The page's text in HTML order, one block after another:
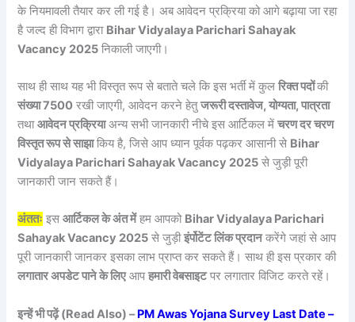
के नियमावली तैयार कर ली गई है। अब आवेदन प्रक्रिया को आगे बढ़ाया जा रहा
है जल्द ही विभाग द्वारा Bihar Vidyalaya Parichari Sahayak
Vacancy 2025 निकाली जाएगी।
साथ ही साथ यह भी विस्तृत रूप से बताते चले कि इस भर्ती में कुलरिक्त पदोंकी
संख्या 7500 रखी जाएगी, आवेदन करने हेतुजरूरी दस्तावेज, योग्यता, पात्रता
तथाआवेदन प्रक्रियाअन्य सभी जानकारी नीचे इस आर्टिकल मेंचरण दर चरण
विस्तृत रूप से साझाकिय है, जिसे आप ध्यान पूर्वक पढ़कर आसानी से Bihar
Vidyalaya Parichari Sahayak Vacancy 2025 से जुड़ी पूरी
जानकारी जान सकते हैं।
अंततः इसआर्टिकल के अंत मेंहम आपको Bihar Vidyalaya Parichari
Sahayak Vacancy 2025 से जुड़ीइंर्पोटेंट लिंक प्रदानकरेंगे जहां से आप
पूरी जानकारी जानकर इसका लाभ प्राप्त कर सकते हैं। साथ ही इस प्रकार की
लगातार अपडेट पाने के लिएआपहमारी वेबसाइटपर लगातार विजिट करते रहें।
इन्हें भी पढ़ें (Read Also) –PM Awas Yojana Survey Last Date –